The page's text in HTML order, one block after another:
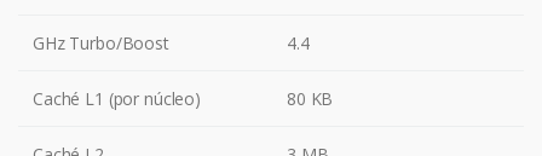
GHz Turbo/Boost 4.4
Caché L1 (por núcleo) 80 KB